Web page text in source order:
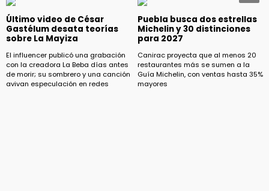
Último video de César
Gastélum desata teorías
sobre La Mayiza
El influencer publicó una grabación
con la creadora La Beba días antes
de morir; su sombrero y una canción
avivan especulación en redes
Puebla busca dos estrellas
Michelin y 30 distinciones
para 2027
Canirac proyecta que al menos 20
restaurantes más se sumen a la
Guía Michelin, con ventas hasta 35%
mayores